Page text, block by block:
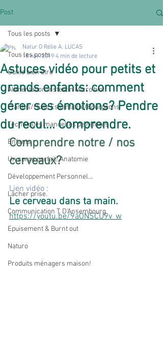
Post
Tous les posts
Outils bien être
Alimentation Instestin Micro biot
Plantes/Huile Essentielle/Bourgeons
Techniques manuelles de réfexes
Enfants
Un corps parfait! Anatomie
Développement Personnel...
Lâcher prise.
Communication T. D'Ansembourg
Epuisement & Burnt out
Naturo
Produits ménagers maison!
Tous les posts
Astuces vidéo pour petits et
grands enfants: comment
gérer ses émotions? Pendre
du recul... Comprendre.
Natur O Rélie A. LUCAS
18 nov. 2019 4 min de lecture
Comprendre notre / nos
cerveaux?
Lien vidéo :
Le cerveau dans ta main.
https://youtu.be/9aONSCU9v_w